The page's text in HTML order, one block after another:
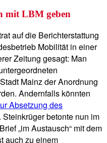
mit LBM geben
auf die Berichterstattung
Mobilität in einer
Zeitung gesagt: Man
Mainz der Anordnung
Andernfalls könnten
Absetzung des
betonte nun im
„im Austausch“ mit dem
auch zu einem